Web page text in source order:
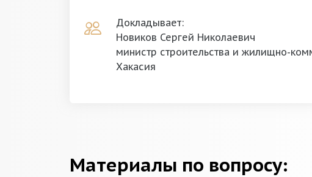
Докладывает:
Новиков Сергей Николаевич
министр строительства и жилищно-
Хакасия
Материалы по вопросу: